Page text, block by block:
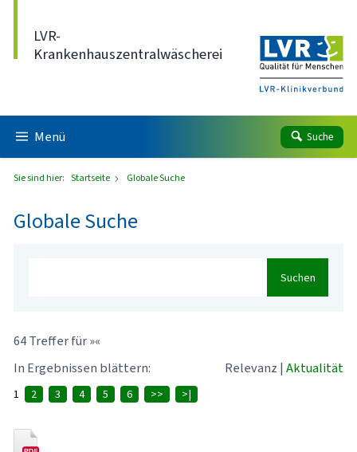
LVR-
Krankenhauszentralwäscherei
Menü Suche
Sie sind hier: Startseite Globale Suche
Globale Suche
Suchen
64 Treffer für »«
In Ergebnissen blättern:
Relevanz | Aktualität
1 2 3 4 5 6 >> >|